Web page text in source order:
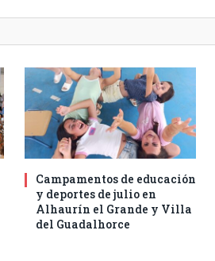
Campamentos de educación
y deportes de julio en
Alhaurín el Grande y Villa
del Guadalhorce